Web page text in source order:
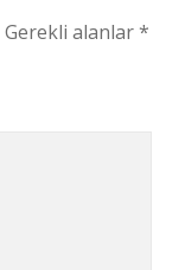
Gerekli alanlar*